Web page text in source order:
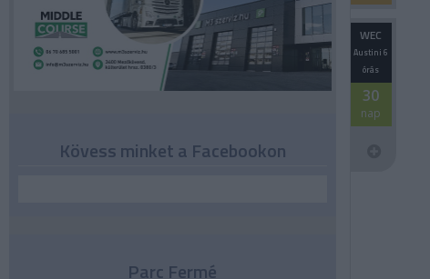
WEC
Austini 6
órás
30
nap
Kövess minket a Facebookon
Parc Fermé